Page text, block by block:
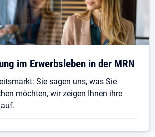
im Erwerbsleben in der MRN
Sie sagen uns, was Sie
möchten, wir zeigen Ihnen ihre